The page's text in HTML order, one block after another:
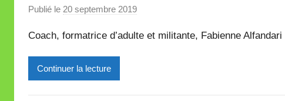
l
t
Publié le 20 septembre 2019
r
Coach, formatrice d’adulte et militante, Fabienne
Continuer la lecture